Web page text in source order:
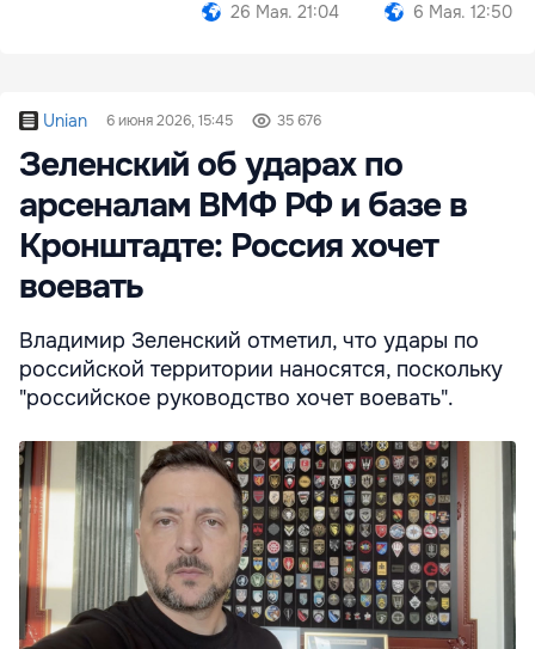
26 Мая. 21:04
6 Мая. 12:50
Unian 6 июня 2026, 15:45 35 676
Зеленский об ударах по
арсеналам ВМФ РФ и базе в
Кронштадте: Россия хочет
воевать
Владимир Зеленский отметил, что удары по
российской территории наносятся, поскольку
"российское руководство хочет воевать".